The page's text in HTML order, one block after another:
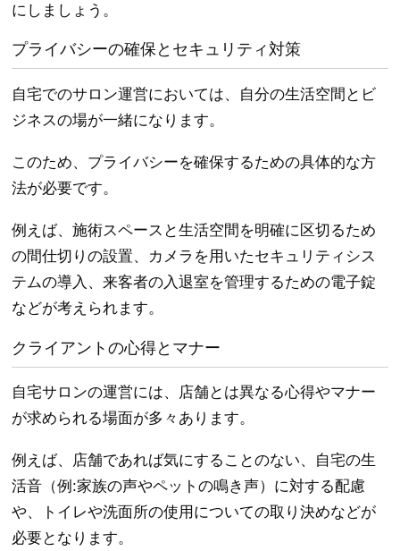
にしましょう。
プライバシーの確保とセキュリティ対策
自宅でのサロン運営においては、自分の生活空間とビ
ジネスの場が一緒になります。
このため、プライバシーを確保するための具体的な方
法が必要です。
例えば、施術スペースと生活空間を明確に区切るため
の間仕切りの設置、カメラを用いたセキュリティシス
テムの導入、来客者の入退室を管理するための電子錠
などが考えられます。
クライアントの心得とマナー
自宅サロンの運営には、店舗とは異なる心得やマナー
が求められる場面が多々あります。
例えば、店舗であれば気にすることのない、自宅の生
活音（例:家族の声やペットの鳴き声）に対する配慮
や、トイレや洗面所の使用についての取り決めなどが
必要となります。